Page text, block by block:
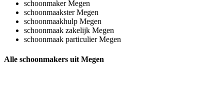
schoonmaker Megen
schoonmaakster Megen
schoonmaakhulp Megen
schoonmaak zakelijk Megen
schoonmaak particulier Megen
Alle schoonmakers uit Megen